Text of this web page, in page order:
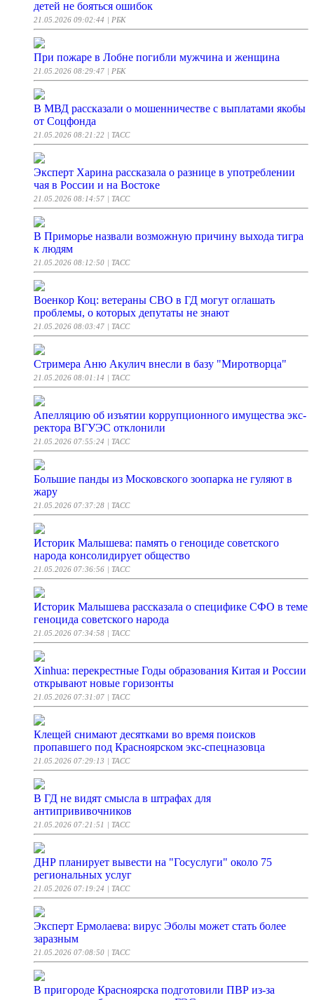
детей не бояться ошибок
21.05.2026 09:02:44 | РБК
При пожаре в Лобне погибли мужчина и женщина
21.05.2026 08:29:47 | РБК
В МВД рассказали о мошенничестве с выплатами якобы
от Соцфонда
21.05.2026 08:21:22 | ТАСС
Эксперт Харина рассказала о разнице в употреблении
чая в России и на Востоке
21.05.2026 08:14:57 | ТАСС
В Приморье назвали возможную причину выхода тигра
к людям
21.05.2026 08:12:50 | ТАСС
Военкор Коц: ветераны СВО в ГД могут оглашать
проблемы, о которых депутаты не знают
21.05.2026 08:03:47 | ТАСС
Стримера Аню Акулич внесли в базу "Миротворца"
21.05.2026 08:01:14 | ТАСС
Апелляцию об изъятии коррупционного имущества экс-
ректора ВГУЭС отклонили
21.05.2026 07:55:24 | ТАСС
Большие панды из Московского зоопарка не гуляют в
жару
21.05.2026 07:37:28 | ТАСС
Историк Малышева: память о геноциде советского
народа консолидирует общество
21.05.2026 07:36:56 | ТАСС
Историк Малышева рассказала о специфике СФО в теме
геноцида советского народа
21.05.2026 07:34:58 | ТАСС
Xinhua: перекрестные Годы образования Китая и России
открывают новые горизонты
21.05.2026 07:31:07 | ТАСС
Клещей снимают десятками во время поисков
пропавшего под Красноярском экс-спецназовца
21.05.2026 07:29:13 | ТАСС
В ГД не видят смысла в штрафах для
антипрививочников
21.05.2026 07:21:51 | ТАСС
ДНР планирует вывести на "Госуслуги" около 75
региональных услуг
21.05.2026 07:19:24 | ТАСС
Эксперт Ермолаева: вирус Эболы может стать более
заразным
21.05.2026 07:08:50 | ТАСС
В пригороде Красноярска подготовили ПВР из-за